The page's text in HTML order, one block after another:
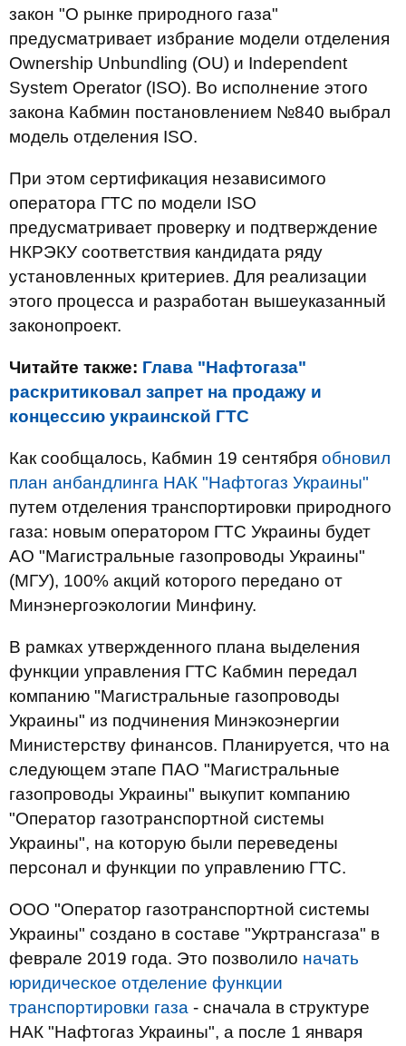
закон "О рынке природного газа"
предусматривает избрание модели отделения
Ownership Unbundling (OU) и Independent
System Operator (ISO). Во исполнение этого
закона Кабмин постановлением №840 выбрал
модель отделения ISO.
При этом сертификация независимого
оператора ГТС по модели ISO
предусматривает проверку и подтверждение
НКРЭКУ соответствия кандидата ряду
установленных критериев. Для реализации
этого процесса и разработан вышеуказанный
законопроект.
Читайте также: Глава "Нафтогаза"
раскритиковал запрет на продажу и
концессию украинской ГТС
Как сообщалось, Кабмин 19 сентября обновил
план анбандлинга НАК "Нафтогаз Украины"
путем отделения транспортировки природного
газа: новым оператором ГТС Украины будет
АО "Магистральные газопроводы Украины"
(МГУ), 100% акций которого передано от
Минэнергоэкологии Минфину.
В рамках утвержденного плана выделения
функции управления ГТС Кабмин передал
компанию "Магистральные газопроводы
Украины" из подчинения Минэкоэнергии
Министерству финансов. Планируется, что на
следующем этапе ПАО "Магистральные
газопроводы Украины" выкупит компанию
"Оператор газотранспортной системы
Украины", на которую были переведены
персонал и функции по управлению ГТС.
ООО "Оператор газотранспортной системы
Украины" создано в составе "Укртрансгаза" в
феврале 2019 года. Это позволило начать
юридическое отделение функции
транспортировки газа - сначала в структуре
НАК "Нафтогаз Украины", а после 1 января